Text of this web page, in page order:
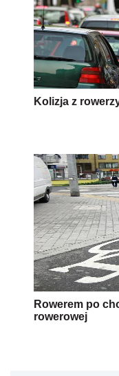
Kolizja z
Rowerem po
rowerowej